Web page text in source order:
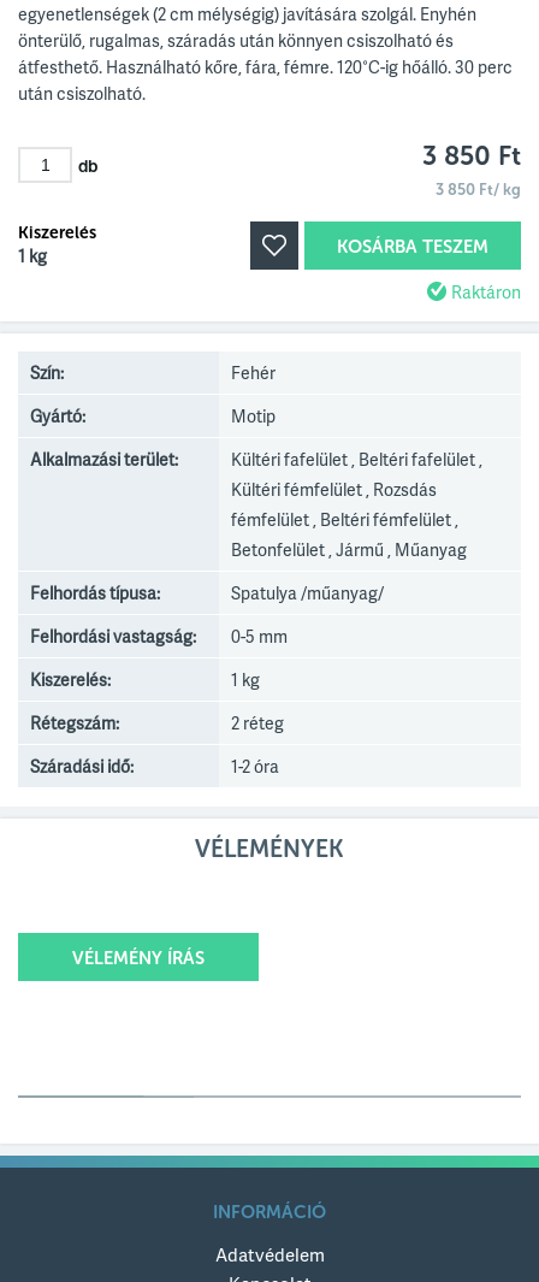
egyenetlenségek (2 cm mélységig) javítására szolgál. Enyhén
önterülő, rugalmas, száradás után könnyen csiszolható és
átfesthető. Használható kőre, fára, fémre. 120°C-ig hőálló. 30 perc
után csiszolható.
db 3 850 Ft
3 850 Ft/ kg
Kiszerelés
1 kg KOSÁRBA TESZEM
Raktáron
Szín:
Fehér
Gyártó:
Motip
Alkalmazási terület:
Kültéri fafelület , Beltéri fafelület ,
Kültéri fémfelület , Rozsdás
fémfelület , Beltéri fémfelület ,
Betonfelület , Jármű , Műanyag
Felhordás típusa:
Spatulya /műanyag/
Felhordási vastagság:
0-5 mm
Kiszerelés:
1 kg
Rétegszám:
2 réteg
Száradási idő:
1-2 óra
VÉLEMÉNYEK
VÉLEMÉNY ÍRÁS
Értékelésed címe
INFORMÁCIÓ
Adatvédelem